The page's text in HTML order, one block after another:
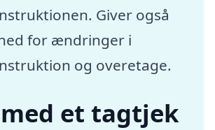
Giver også
for ændringer i
og overetage.
et tagtjek